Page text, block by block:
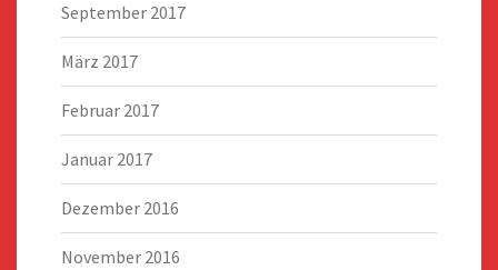
September 2017
März 2017
Februar 2017
Januar 2017
Dezember 2016
November 2016